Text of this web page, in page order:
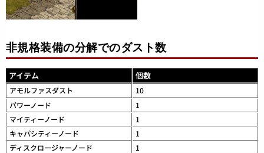
非規格装備の分解でのダスト数
アイテム 個数
アモルファスダスト
10
パワーノード
1
マイティーノード
1
キャパシティーノード
1
ディスクロージャーノード
1